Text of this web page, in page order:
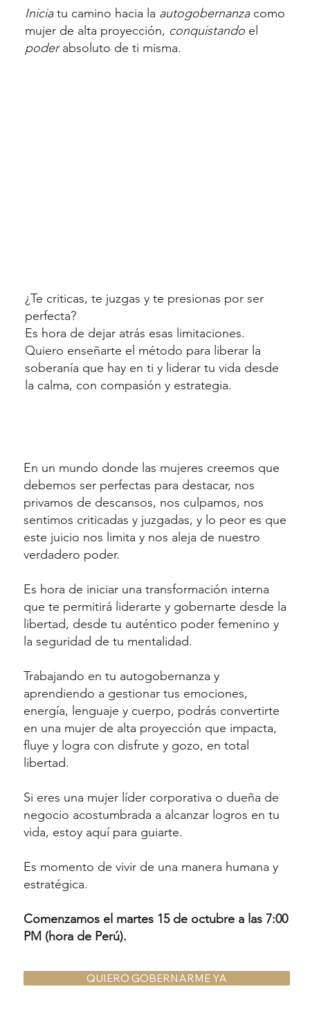
verdadero poder.
Es hora de iniciar una
transformación interna
que te permitirá liderarte
y gobernarte desde la
Trabajando en tu
autogobernanza y
aprendiendo a gestionar
tus emociones, energía,
lenguaje y cuerpo, podrás
de alta proyección que
impacta, fluye y logra con
disfrute y gozo, en total
libertad.
Si eres una mujer líder
corporativa o dueña de
negocio acostumbrada a
alcanzar logros en tu vida,
estoy aquí para guiarte.
una manera humana y
estratégica.
Iniciatu camino hacia la autogobernanza
como mujer de alta proyección,
En un mundo donde las mujeres creemos que
debemos ser perfectas para destacar, nos
privamos de descansos, nos culpamos, nos
sentimos criticadas y juzgadas, y lo peor es que
este juicio nos limita y nos aleja de nuestro
verdadero poder.
Es hora de iniciar una transformación interna
que te permitirá liderarte y gobernarte desde la
libertad, desde tu auténtico poder femenino y
la seguridad de tu mentalidad.
Trabajando en tu autogobernanza y
aprendiendo a gestionar tus emociones,
energía, lenguaje y cuerpo, podrás convertirte
en una mujer de alta proyección que impacta,
fluye y logra con disfrute y gozo, en total
libertad.
Si eres una mujer líder corporativa o dueña de
negocio acostumbrada a alcanzar logros en tu
vida, estoy aquí para guiarte.
Es momento de vivir de una manera humana y
estratégica.
Comenzamos el martes 15 de octubre a las 7:00
PM (hora de Perú).
QUIERO GOBERNARME YA
Iniciatu camino hacia la autogobernanza como
mujer de alta proyección, conquistando el
poderabsoluto de ti misma.
¿Te criticas, te juzgas y te presionas por ser
perfecta?
Es hora de dejar atrás esas limitaciones.
Quiero enseñarte el método para liberar la
soberanía que hay en ti y liderar tu vida desde
la calma, con compasión y estrategia.